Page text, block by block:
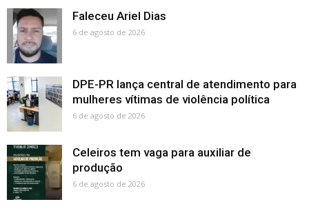
Faleceu Ariel Dias
6 de agosto de 2026
DPE-PR lança central de atendimento para
mulheres vítimas de violência política
6 de agosto de 2026
Celeiros tem vaga para auxiliar de
produção
6 de agosto de 2026